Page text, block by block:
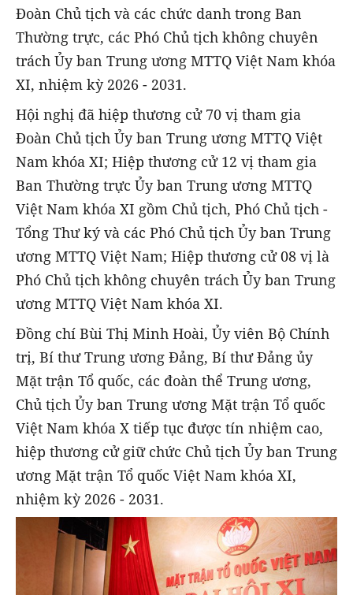
Đoàn Chủ tịch và các chức danh trong Ban
Thường trực, các Phó Chủ tịch không chuyên
trách Ủy ban Trung ương MTTQ Việt Nam khóa
XI, nhiệm kỳ 2026 - 2031.
Hội nghị đã hiệp thương cử 70 vị tham gia
Đoàn Chủ tịch Ủy ban Trung ương MTTQ Việt
Nam khóa XI; Hiệp thương cử 12 vị tham gia
Ban Thường trực Ủy ban Trung ương MTTQ
Việt Nam khóa XI gồm Chủ tịch, Phó Chủ tịch -
Tổng Thư ký và các Phó Chủ tịch Ủy ban Trung
ương MTTQ Việt Nam; Hiệp thương cử 08 vị là
Phó Chủ tịch không chuyên trách Ủy ban Trung
ương MTTQ Việt Nam khóa XI.
Đồng chí Bùi Thị Minh Hoài, Ủy viên Bộ Chính
trị, Bí thư Trung ương Đảng, Bí thư Đảng ủy
Mặt trận Tổ quốc, các đoàn thể Trung ương,
Chủ tịch Ủy ban Trung ương Mặt trận Tổ quốc
Việt Nam khóa X tiếp tục được tín nhiệm cao,
hiệp thương cử giữ chức Chủ tịch Ủy ban Trung
ương Mặt trận Tổ quốc Việt Nam khóa XI,
nhiệm kỳ 2026 - 2031.